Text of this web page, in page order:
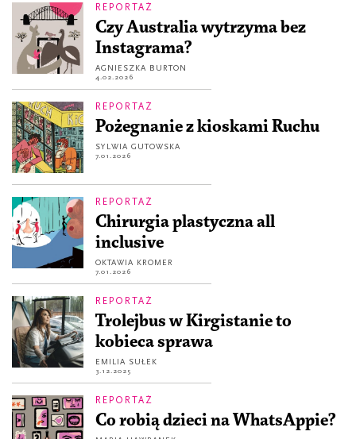
REPORTAŻ
Czy Australia wytrzyma bez
Instagrama?
AGNIESZKA BURTON
4.02.2026
REPORTAŻ
Pożegnanie z kioskami Ruchu
SYLWIA GUTOWSKA
7.01.2026
REPORTAŻ
Chirurgia plastyczna all
inclusive
OKTAWIA KROMER
7.01.2026
REPORTAŻ
Trolejbus w Kirgistanie to
kobieca sprawa
EMILIA SUŁEK
3.12.2025
REPORTAŻ
Co robią dzieci na WhatsAppie?